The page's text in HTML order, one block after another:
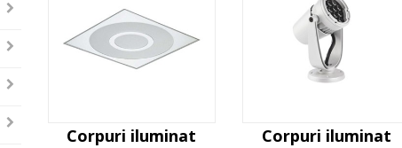
Corpuri iluminat
Corpuri iluminat